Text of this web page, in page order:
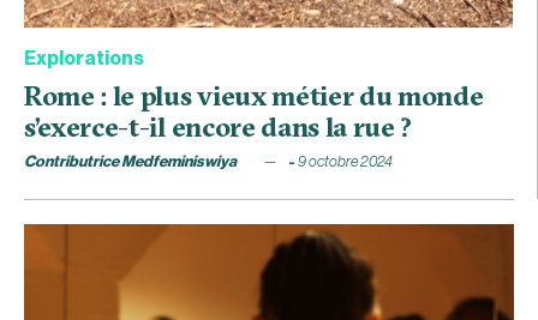
Explorations
Rome : le plus vieux métier du monde
s’exerce-t-il encore dans la rue ?
Contributrice Medfeminiswiya 9 octobre 2024